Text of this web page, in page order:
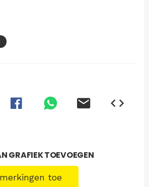
GRAFIEK TOEVOEGEN
toe